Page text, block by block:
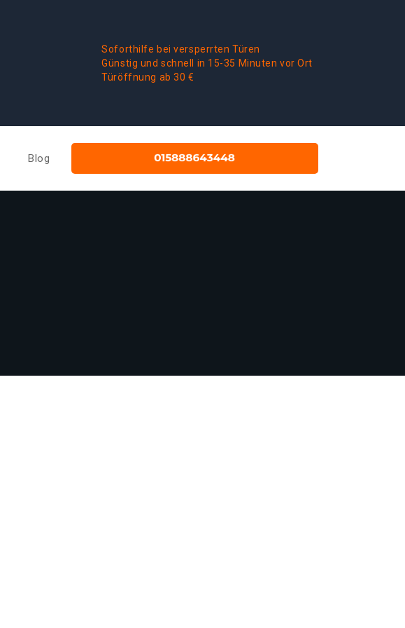
Soforthilfe bei versperrten Türen
Günstig und schnell in 15-35 Minuten vor Ort
Türöffnung ab 30 €
Blog